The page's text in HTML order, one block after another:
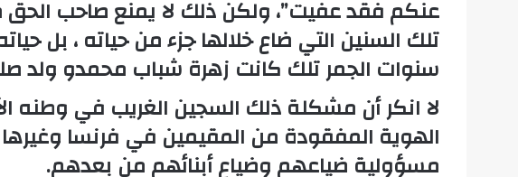
عنكم فقد عفيت”، ولكن ذلك لا يمنع صاحب
تلك السنين التي ضاع خلالها جزء من حياته ، بل
سنوات الجمر تلك كانت زهرة شباب محمدو ولد
لا انكر أن مشكلة ذلك السجين الغريب في وطنه
الهوية المفقودة من المقيمين في فرنسا
مسؤولية ضياعهم وضياع أبنائهم من بعدهم.